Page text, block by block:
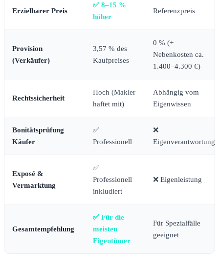
Erzielbarer Preis
✅ 8–15 %
höher
Referenzpreis
Provision
(Verkäufer)
3,57 % des
Kaufpreises
0 % (+
Nebenkosten ca.
1.400–4.300 €)
Rechtssicherheit
Hoch (Makler
haftet mit)
Abhängig vom
Eigenwissen
Bonitätsprüfung
Käufer
✅
Professionell
❌
Eigenverantwortung
Exposé &
Vermarktung
✅
Professionell
inkludiert
❌ Eigenleistung
Gesamtempfehlung
✅ Für die
meisten
Eigentümer
Für Spezialfälle
geeignet